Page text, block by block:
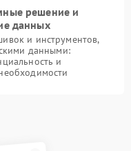
решение и
данных
и инструментов,
данными:
и